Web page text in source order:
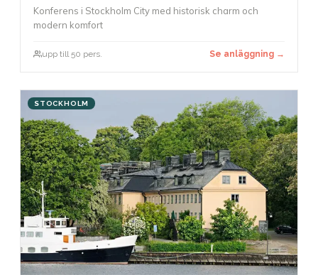
Konferens i Stockholm City med historisk charm och
modern komfort
upp till 50 pers. Se anläggning →
STOCKHOLM